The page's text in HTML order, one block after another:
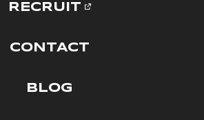
RECRUIT
CONTACT
BLOG